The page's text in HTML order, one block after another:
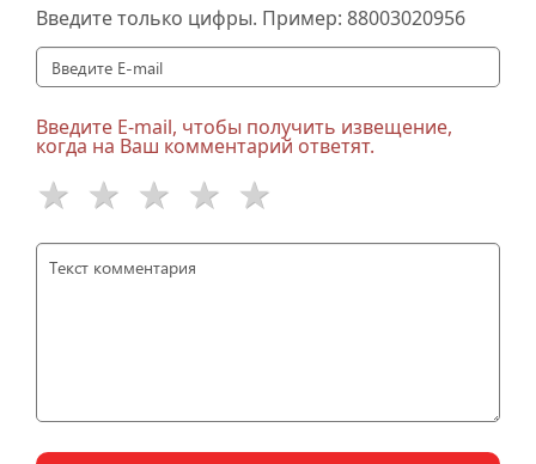
Введите только цифры. Пример: 88003020956
Введите E-mail, чтобы получить извещение,
когда на Ваш комментарий ответят.